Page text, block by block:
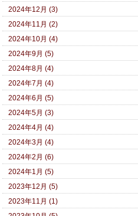
2024年12月 (3)
2024年11月 (2)
2024年10月 (4)
2024年9月 (5)
2024年8月 (4)
2024年7月 (4)
2024年6月 (5)
2024年5月 (3)
2024年4月 (4)
2024年3月 (4)
2024年2月 (6)
2024年1月 (5)
2023年12月 (5)
2023年11月 (1)